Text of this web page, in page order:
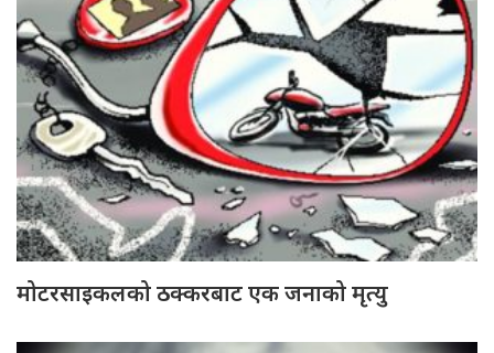
मोटरसाइकलको ठक्करबाट एक जनाको मृत्यु